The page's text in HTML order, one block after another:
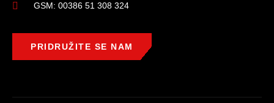
GSM: 00386 51 308 324
PRIDRUŽITE SE NAM